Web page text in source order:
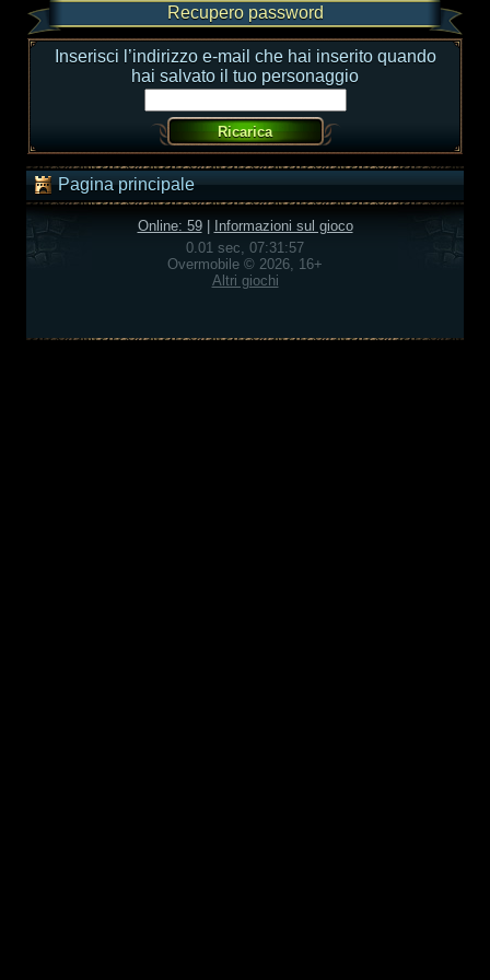
Recupero password
Inserisci l’indirizzo e-mail che hai inserito quando
hai salvato il tuo personaggio
Pagina principale
Online: 59|
Informazioni sul gioco
0.01 sec, 07:31:57
Overmobile © 2026, 16+
Altri giochi